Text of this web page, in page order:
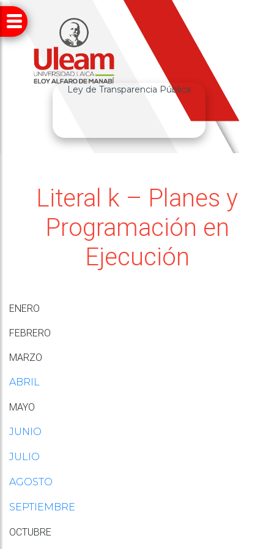
Ley de Transparencia Pública
Literal k – Planes y
Programación en
Ejecución
ENERO
FEBRERO
MARZO
ABRIL
MAYO
JUNIO
JULIO
AGOSTO
SEPTIEMBRE
OCTUBRE